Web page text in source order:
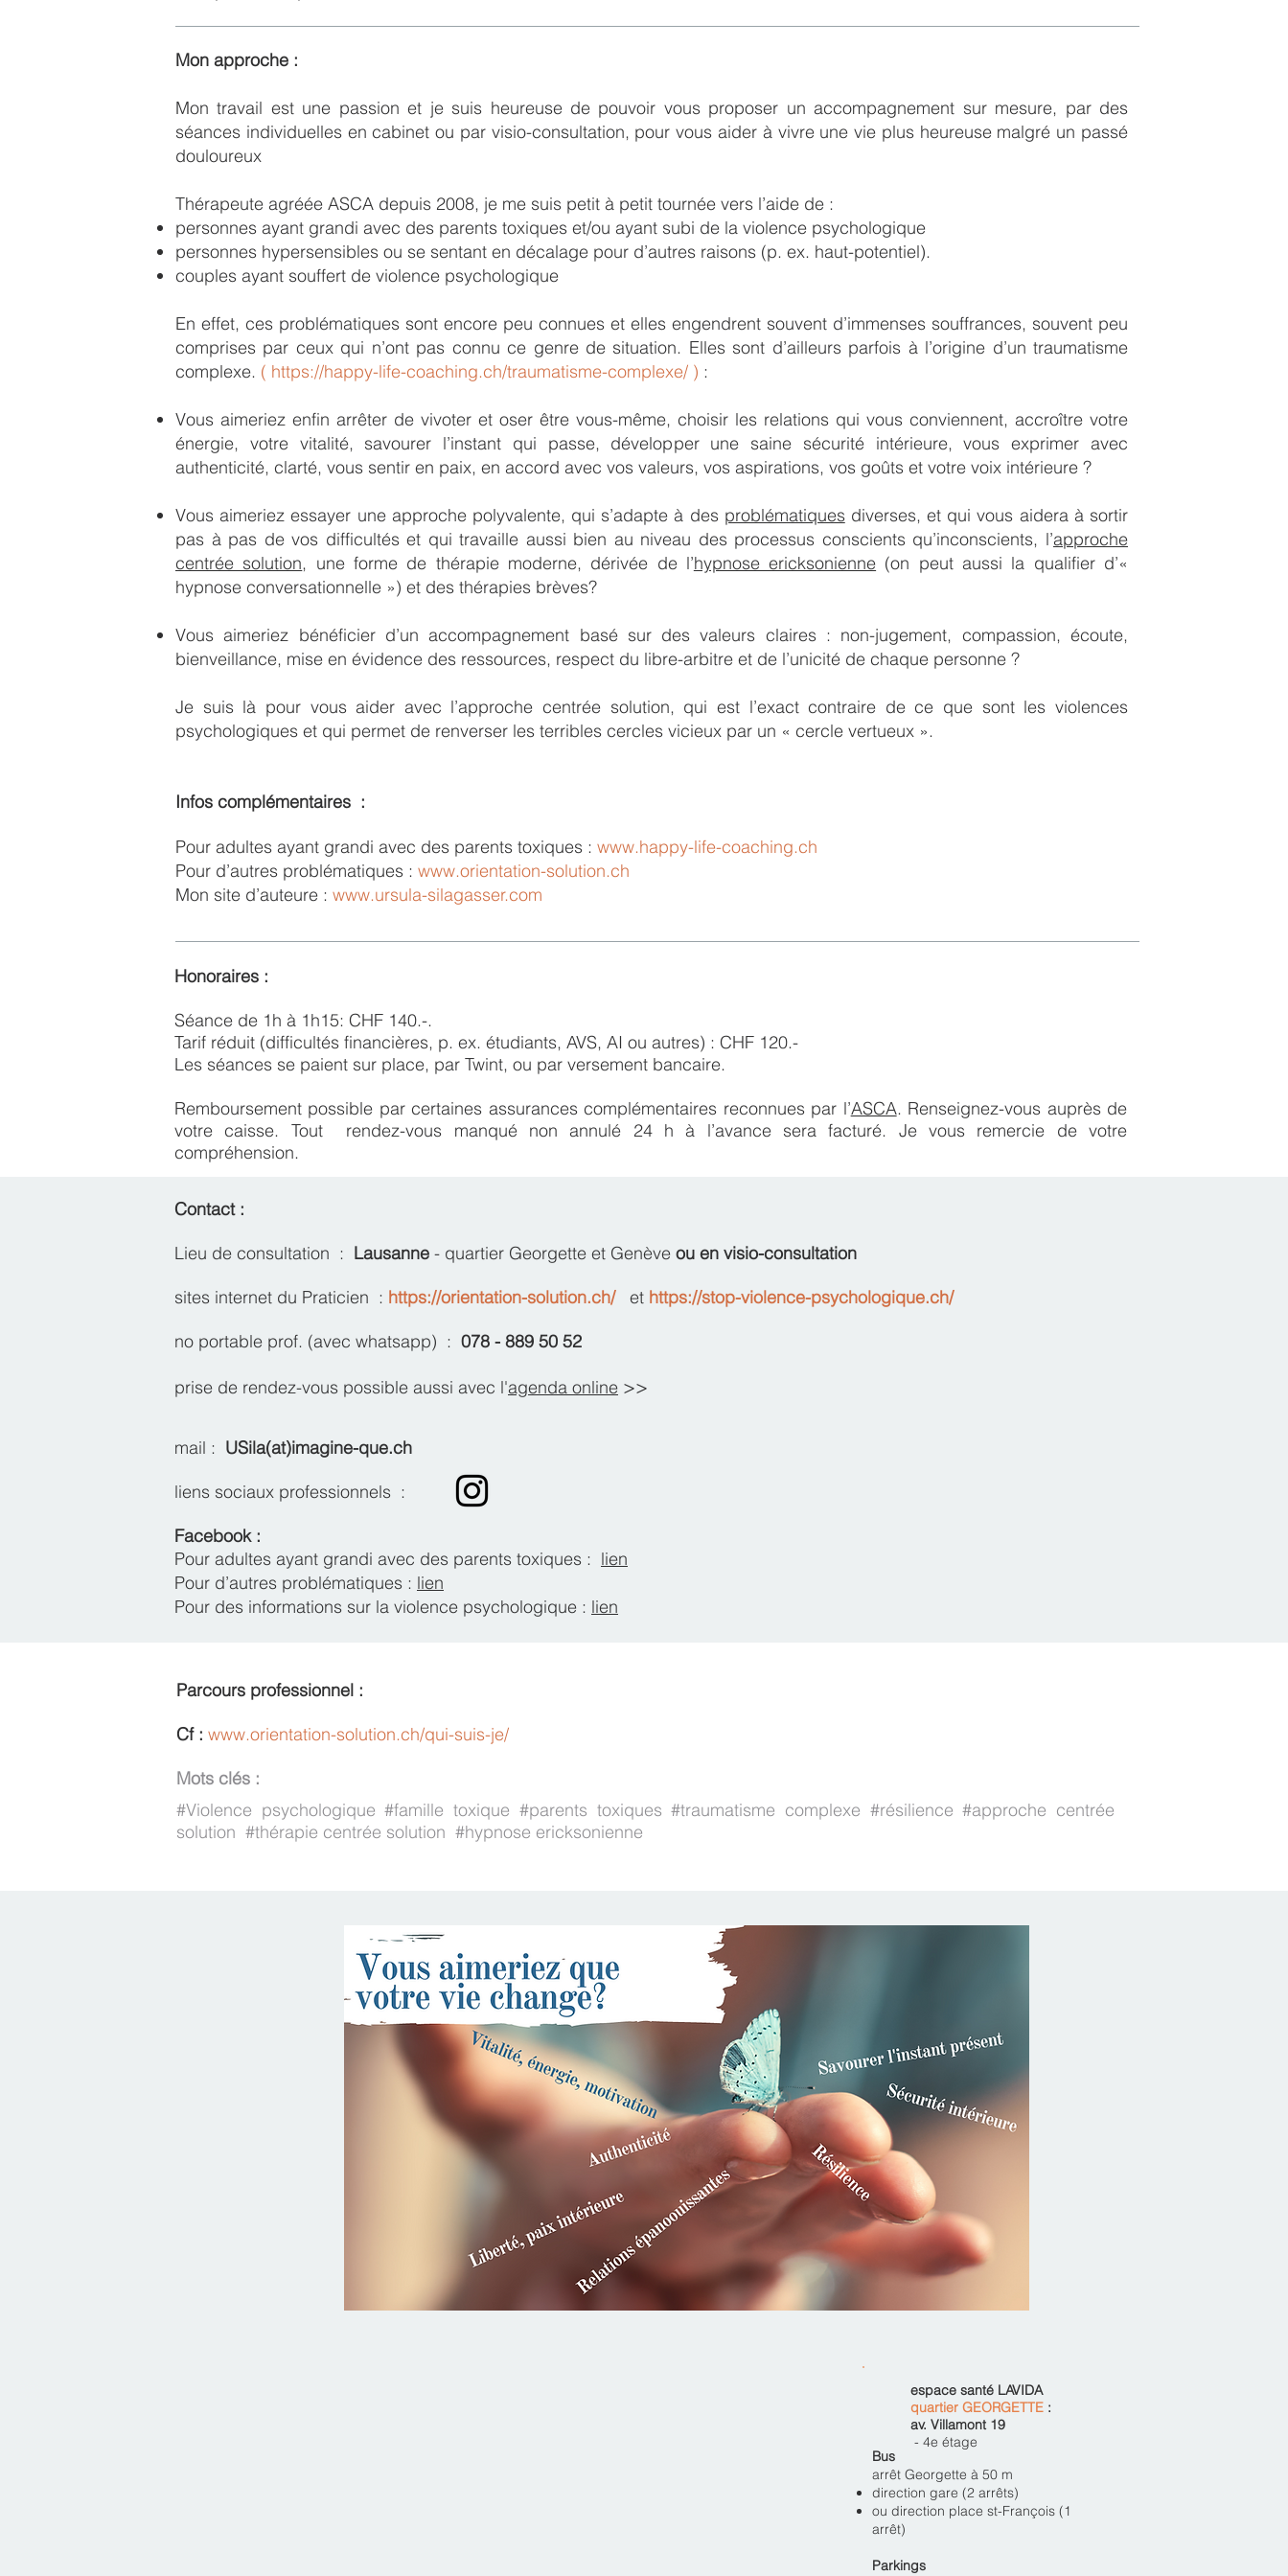
Mon approche :
Mon travail est une passion et je suis heureuse de pouvoir vous proposer un accompagnement sur mesure, par des
séances individuelles en cabinet ou par visio-consultation, pour vous aider à vivre une vie plus heureuse malgré un passé
douloureux
Thérapeute agréée ASCA depuis 2008, je me suis petit à petit tournée vers l’aide de :
personnes ayant grandi avec des parents toxiques et/ou ayant subi de la violence psychologique
personnes hypersensibles ou se sentant en décalage pour d’autres raisons (p. ex. haut-potentiel).
couples ayant souffert de violence psychologique
En effet, ces problématiques sont encore peu connues et elles engendrent souvent d’immenses souffrances, souvent peu
comprises par ceux qui n’ont pas connu ce genre de situation. Elles sont d’ailleurs parfois à l’origine d’un traumatisme
complexe. ( https://happy-life-coaching.ch/traumatisme-complexe/ ) :
Vous aimeriez enfin arrêter de vivoter et oser être vous-même, choisir les relations qui vous conviennent, accroître votre
énergie, votre vitalité, savourer l’instant qui passe, développer une saine sécurité intérieure, vous exprimer avec
authenticité, clarté, vous sentir en paix, en accord avec vos valeurs, vos aspirations, vos goûts et votre voix intérieure ?
Vous aimeriez essayer une approche polyvalente, qui s’adapte à des problématiquesdiverses, et qui vous aidera à sortir
pas à pas de vos difficultés et qui travaille aussi bien au niveau des processus conscients qu’inconscients, l’approche
centrée solution, une forme de thérapie moderne, dérivée de l’hypnose ericksonienne (on peut aussi la qualifier d’«
hypnose conversationnelle ») et des thérapies brèves?
Vous aimeriez bénéficier d’un accompagnement basé sur des valeurs claires : non-jugement, compassion, écoute,
bienveillance, mise en évidence des ressources, respect du libre-arbitre et de l’unicité de chaque personne ?
Je suis là pour vous aider avec l’approche centrée solution, qui est l’exact contraire de ce que sont les violences
psychologiques et qui permet de renverser les terribles cercles vicieux par un « cercle vertueux ».
Infos complémentaires :
Pour adultes ayant grandi avec des parents toxiques : www.happy-life-coaching.ch
Pour d’autres problématiques : www.orientation-solution.ch
Mon site d’auteure : www.ursula-silagasser.com
Honoraires :
Séance de 1h à 1h15: CHF 140.-.
Tarif réduit (difficultés financières, p. ex. étudiants, AVS, AI ou autres) : CHF 120.-
Les séances se paient sur place, par Twint, ou par versement bancaire.
Remboursement possible par certaines assurances complémentaires reconnues par l’ASCA. Renseignez-vous auprès de
votre caisse. Tout rendez-vous manqué non annulé 24 h à l’avance sera facturé. Je vous remercie de votre
compréhension.
Contact :
Lieu de consultation : Lausanne - quartier Georgette et Genève ou en visio-consultation
sites internet du Praticien : https://orientation-solution.ch/ et https://stop-violence-psychologique.ch/
no portable prof. (avec whatsapp) : 078 - 889 50 52
prise de rendez-vous possible aussi avec l'agenda online >>
mail : USila(at)imagine-que.ch
liens sociaux professionnels :
Facebook :
Pour adultes ayant grandi avec des parents toxiques : lien
Pour d’autres problématiques : lien
Pour des informations sur la violence psychologique : lien
Parcours professionnel :
Cf : www.orientation-solution.ch/qui-suis-je/
Mots clés :
#Violence psychologique #famille toxique #parents toxiques #traumatisme complexe #résilience #approche centrée
solution #thérapie centrée solution #hypnose ericksonienne
Bus
arrêt Georgette à 50 m
direction gare (2 arrêts)
ou direction place st-François (1
arrêt)
Parkings
espace santé LAVIDA
quartier GEORGETTE :
av. Villamont 19
- 4e étage